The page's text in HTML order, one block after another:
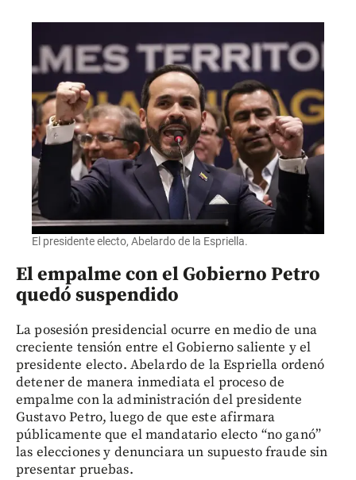
El presidente electo, Abelardo de la Espriella.
El empalme con el Gobierno Petro
quedó suspendido
La posesión presidencial ocurre en medio de una
creciente tensión entre el Gobierno saliente y el
presidente electo. Abelardo de la Espriella ordenó
detener de manera inmediata el proceso de
empalme con la administración del presidente
Gustavo Petro, luego de que este afirmara
públicamente que el mandatario electo “no ganó”
las elecciones y denunciara un supuesto fraude sin
presentar pruebas.